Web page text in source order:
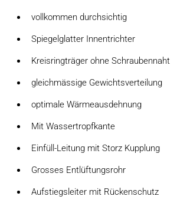
vollkommen durchsichtig
Spiegelglatter Innentrichter
Kreisringträger ohne Schraubennaht
gleichmässige Gewichtsverteilung
optimale Wärmeausdehnung
Mit Wassertropfkante
Einfüll-Leitung mit Storz Kupplung
Grosses Entlüftungsrohr
Aufstiegsleiter mit Rückenschutz